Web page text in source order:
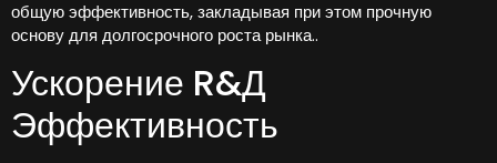
общую эффективность, закладывая при этом прочную
основу для долгосрочного роста рынка..
Ускорение R&Д
Эффективность